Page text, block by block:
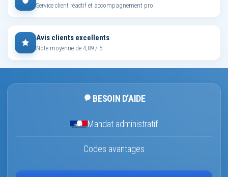
Service client réactif et accompagnement pro
Avis clients excellents
Note moyenne de 4,89 / 5
BESOIN D’AIDE
Mandat administratif
Codes avantages